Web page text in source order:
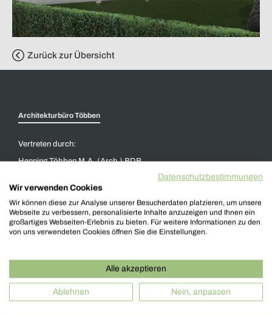
Zurück zur Übersicht
Architekturbüro Többen
Vertreten durch:
Henning Többen M.A. (Arch.) BDB
Welle 3
48356 Nordwalde
+49 2573 - 979 00 0
Termin buchen
Datenschutzbestimmungen
Wir verwenden Cookies
Wir können diese zur Analyse unserer Besucherdaten platzieren, um unsere
Webseite zu verbessern, personalisierte Inhalte anzuzeigen und Ihnen ein
großartiges Webseiten-Erlebnis zu bieten. Für weitere Informationen zu den
von uns verwendeten Cookies öffnen Sie die Einstellungen.
Alle akzeptieren
Ablehnen Nein, anpassen